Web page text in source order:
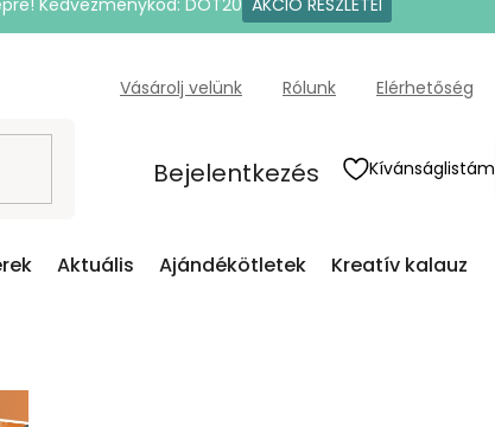
Kedvezménykód: DOT20 AKCIÓ RÉSZLETEI
Vásárolj velünk Rólunk Elérhetőség
Bejelentkezés Kívánságlistám
Aktuális Ajándékötletek Kreatív kalauz